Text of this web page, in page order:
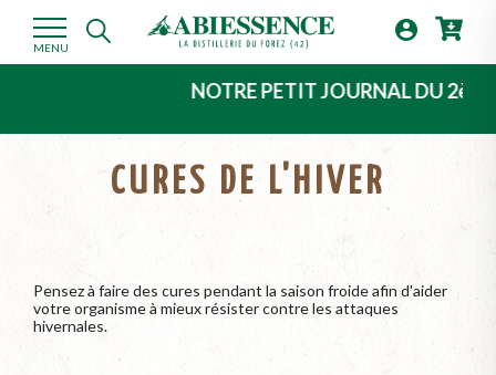
MENU

NOTRE PETIT JOURNAL DU 2ème
CURES DE L'HIVER
Pensez à faire des cures pendant la saison froide afin d'aider
votre organisme à mieux résister contre les attaques
hivernales.